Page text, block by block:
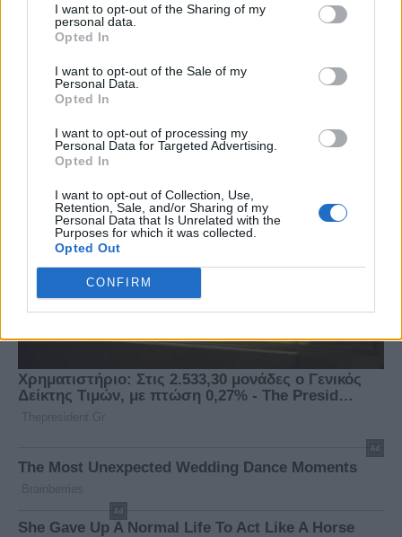
I want to opt-out of the Sharing of my
personal data.
Opted In
I want to opt-out of the Sale of my
Personal Data.
Opted In
I want to opt-out of processing my
Personal Data for Targeted Advertising.
Opted In
I want to opt-out of Collection, Use,
Retention, Sale, and/or Sharing of my
Personal Data that Is Unrelated with the
Purposes for which it was collected.
Opted Out
CONFIRM